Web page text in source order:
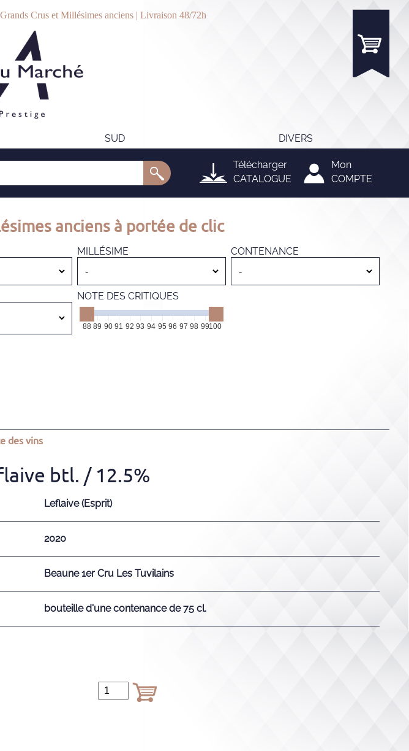
Crus et Millésimes anciens | Livraison 48/72h
SUD DIVERS
Télécharger
CATALOGUE
Mon
COMPTE
anciens à portée de clic
MILLÉSIME CONTENANCE
NOTE DES CRITIQUES
88 89 90 91 92 93 94 95 96 97 98 99100
des vins
btl. / 12.5%
Leflaive (Esprit)
2020
Beaune 1er Cru Les Tuvilains
bouteille d'une contenance de 75 cl.